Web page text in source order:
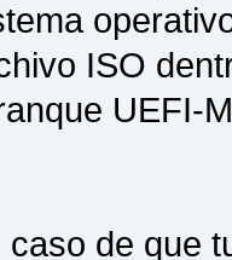
ISO
UEFI-
caso de que